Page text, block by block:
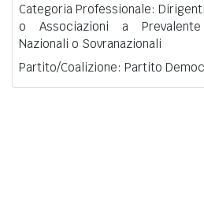
Categoria Professionale:
o Associazioni a
Nazionali o Sovranazionali
Partito/Coalizione: Partito